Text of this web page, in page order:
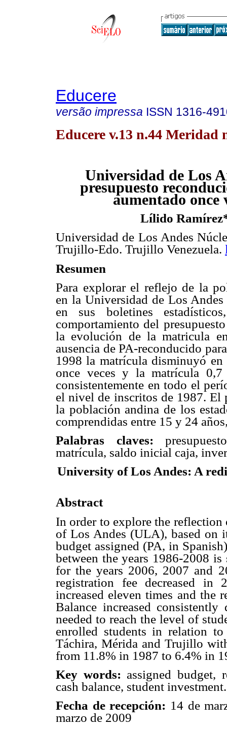
Educere
versão impressa ISSN 1316-
Educere v.13 n.44 Meridad
Universidad de Los
presupuesto
aumentado once
Lílido
Universidad de Los Andes
Trujillo-Edo. Trujillo Venezuela.
Resumen
Para explorar el reflejo de la
en la Universidad de Los
en sus boletines
comportamiento del
la evolución de la matricula
ausencia de PA-reconducido
1998 la matrícula disminuyó
once veces y la matrícula
consistentemente en todo el
el nivel de inscritos de 1987. El
la población andina de los
comprendidas entre 15 y 24
Palabras claves:
matrícula, saldo inicial caja,
University of Los Andes: A
Abstract
In order to explore the
of Los Andes (ULA), based on
budget assigned (PA, in
between the years 1986-2008
for the years 2006, 2007 and
registration fee decreased
increased eleven times and the
Balance increased
needed to reach the level of
enrolled students in relation
Táchira, Mérida and Trujillo
from 11.8% in 1987 to 6.4% in
Key words: assigned budget,
cash balance, student investment.
Fecha de recepción: 14 de
marzo de 2009